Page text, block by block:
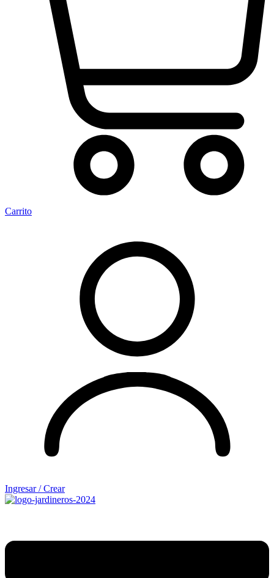
Carrito
Ingresar / Crear